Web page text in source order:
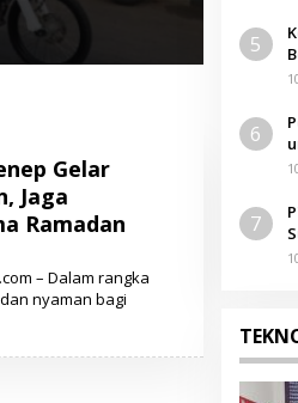
Gelar
Jaga
Ramadan
– Dalam rangka
nyaman bagi
5
6
7